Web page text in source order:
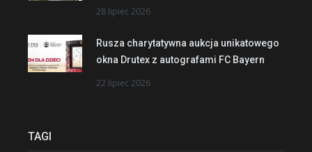
28 lipiec 2026
Rusza charytatywna aukcja unikatowego
okna Drutex z autografami FC Bayern
22 lipiec 2026
TAGI